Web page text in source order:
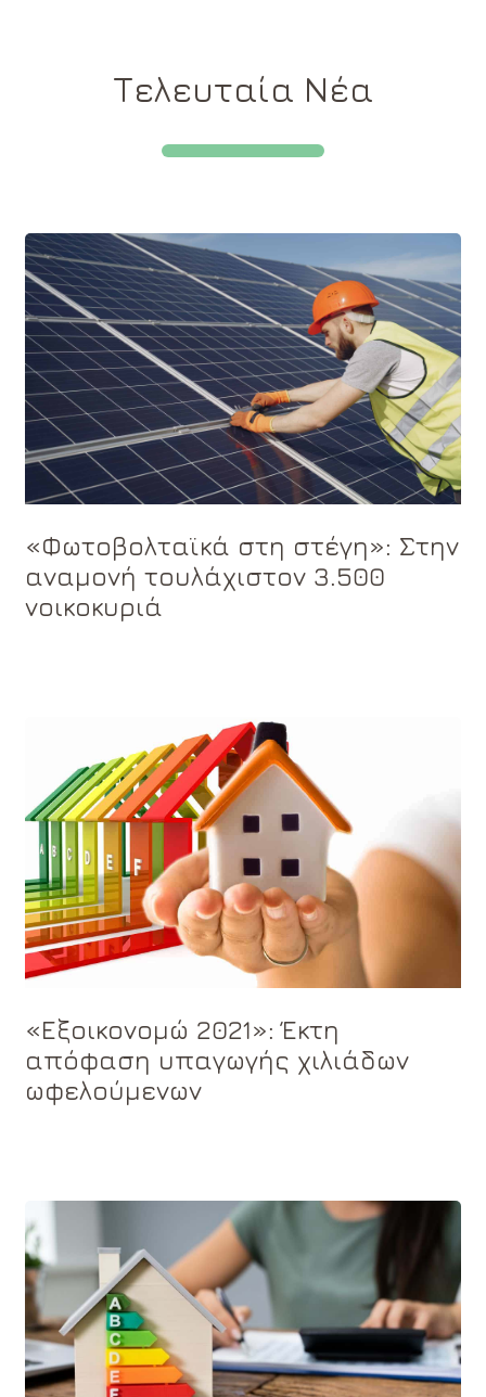
Τελευταία Νέα
«Φωτοβολταϊκά στη στέγη»: Στην
αναμονή τουλάχιστον 3.500
νοικοκυριά
«Εξοικονομώ 2021»: Έκτη
απόφαση υπαγωγής χιλιάδων
ωφελούμενων